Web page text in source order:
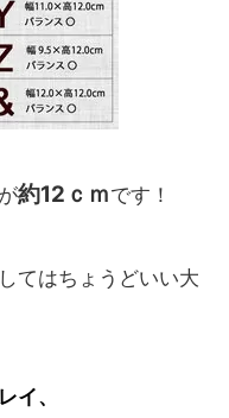
約12ｃｍです！
てはちょうどいい大
イ、